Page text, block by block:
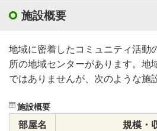
施設概要
地域に密着したコミュニティ活動
所の地域センターがあります。地
ではありませんが、次のような施
施設概要
部屋名 規模・